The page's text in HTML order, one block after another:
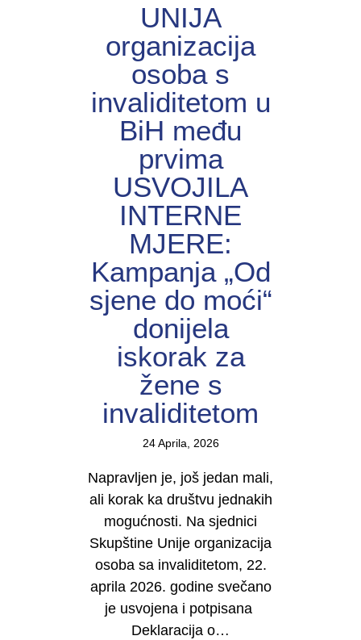
UNIJА
organizacija
osoba s
invaliditetom u
BiH među
prvima
USVOJILA
INTERNE
MJERE:
Kampanja „Od
sjene do moći“
donijela
iskorak za
žene s
invaliditetom
24 Aprila, 2026
Napravljen je, još jedan mali,
ali korak ka društvu jednakih
mogućnosti. Na sjednici
Skupštine Unije organizacija
osoba sa invaliditetom, 22.
aprila 2026. godine svečano
je usvojena i potpisana
Deklaracija o…